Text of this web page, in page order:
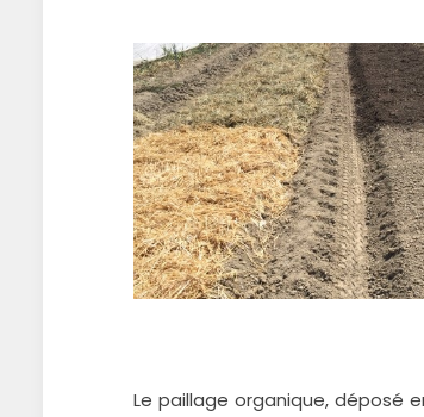
Le paillage organique, déposé